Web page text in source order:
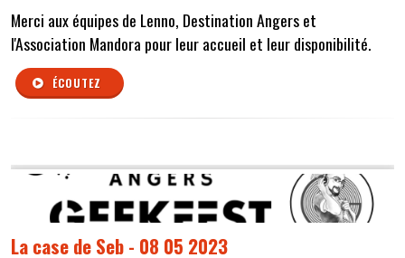
Merci aux équipes de Lenno, Destination Angers et
l'Association Mandora pour leur accueil et leur disponibilité.
ÉCOUTEZ
La case de Seb - 08 05 2023